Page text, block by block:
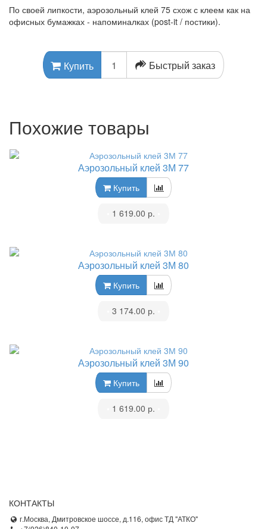
По своей липкости, аэрозольный клей 75 схож с клеем как на
офисных бумажках - напоминалках (post-it / постики).
Купить Быстрый заказ
Похожие товары
Аэрозольный клей 3М 77
Купить
1 619.00 р.
Аэрозольный клей 3М 80
Купить
3 174.00 р.
Аэрозольный клей 3М 90
Купить
1 619.00 р.
КОНТАКТЫ
г.Москва, Дмитровское шоссе, д.116, офис ТД "АТКО"